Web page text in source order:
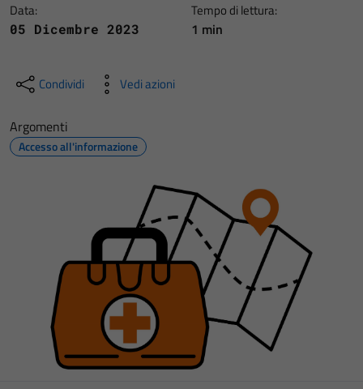
Data:
05 Dicembre 2023
Tempo di lettura:
1 min
Condividi Vedi azioni
Argomenti
Accesso all'informazione